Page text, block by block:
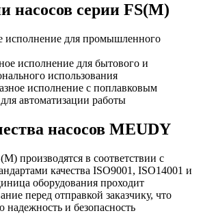
насосов серии FS(M)
исполнение для промышленного
исполнение для бытового и
использования
исполнение с поплавковым
автоматизации работы
насосов MEUDY
производятся в соответствии с
качества ISO9001, ISO14001 и
оборудования проходит
перед отправкой заказчику, что
надежность и безопасность